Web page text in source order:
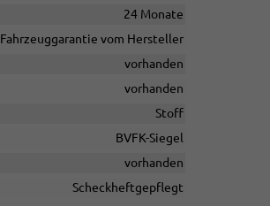
24 Monate
Fahrzeuggarantie vom Hersteller
vorhanden
vorhanden
Stoff
BVFK-Siegel
vorhanden
Scheckheftgepflegt